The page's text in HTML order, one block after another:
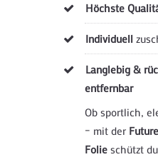
Höchste
Individuell
Langlebig &
entfernbar
Ob sportlich,
– mit der
Folie schützt